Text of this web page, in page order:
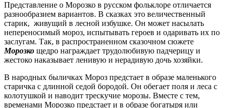
Представление о Морозко в русском фольклоре отличается
разнообразием вариантов. В сказках это величественный
старик, живущий в лесной избушке. Он может насылать
непереносимый мороз, испытывать героев и одаривать их по
заслугам. Так, в распространенном сказочном сюжете
Морозко щедро награждает трудолюбивую падчерицу и
жестоко наказывает ленивую и нерадивую дочь хозяйки.
В народных быличках Мороз предстает в образе маленького
старичка с длинной седой бородой. Он обегает поля и леса с
колотушкой и наводит трескучие морозы. Вместе с тем,
временами Морозко предстает и в образе богатыря или